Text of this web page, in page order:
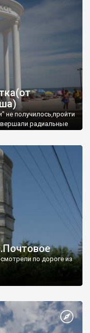
не получилось,пройти
радиальные
по дороге из